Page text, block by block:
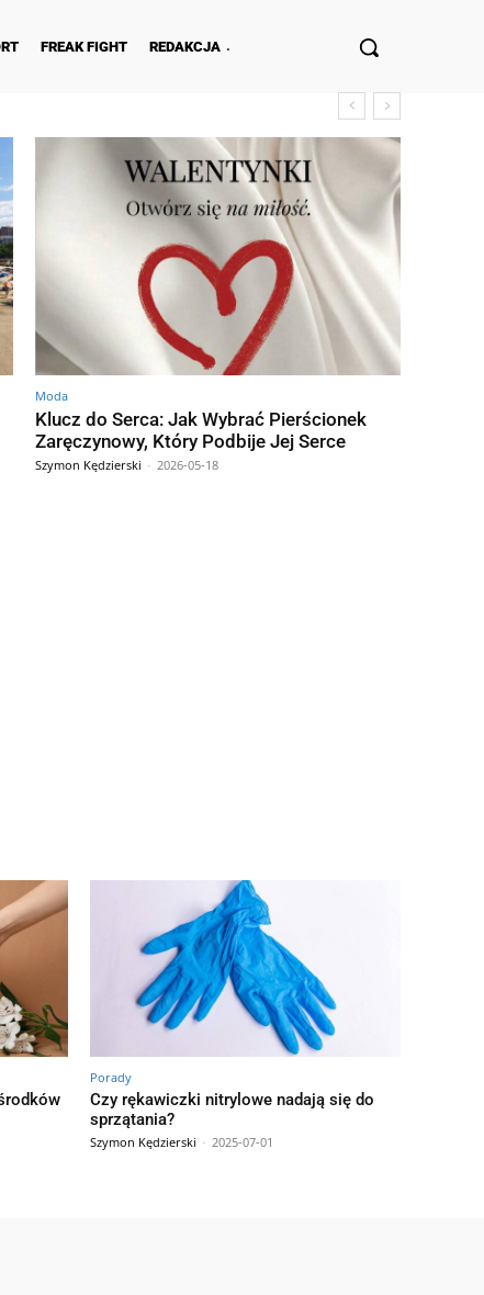
FREAK FIGHT REDAKCJA
Moda
Klucz do Serca: Jak Wybrać Pierścionek
Zaręczynowy, Który Podbije Jej Serce
Szymon Kędzierski - 2026-05-18
Porady
Czy rękawiczki nitrylowe nadają się do
sprzątania?
Szymon Kędzierski - 2025-07-01